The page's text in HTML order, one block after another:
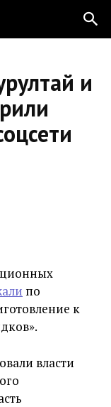
и
по
к
власти